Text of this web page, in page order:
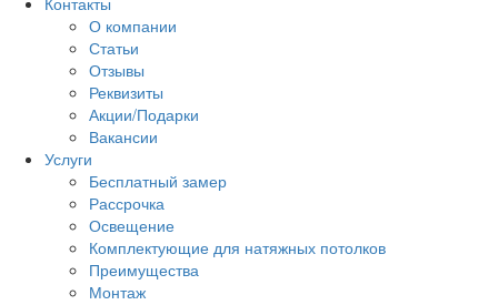
О компании
Статьи
Отзывы
Реквизиты
Акции/Подарки
Вакансии
Услуги
Бесплатный замер
Рассрочка
Освещение
Комплектующие для натяжных потолков
Преимущества
Монтаж